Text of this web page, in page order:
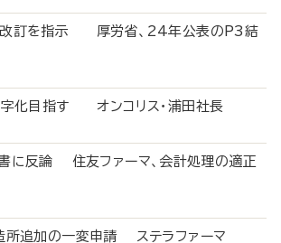
改訂を指示 厚労省、24年公表のP3結
化目指す オンコリス・浦田社長
に反論 住友ファーマ、会計処理の適正
所追加の一変申請 ステラファーマ